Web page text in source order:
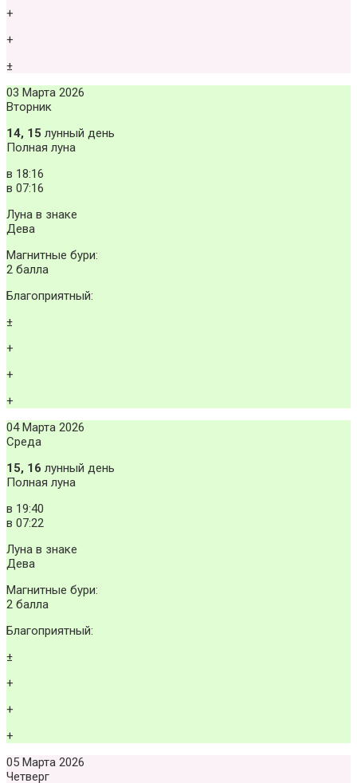
+
+
±
03 Марта 2026
Вторник
14, 15 лунный день
Полная луна
в 18:16
в 07:16
Луна в знаке
Дева
Магнитные бури:
2 балла
Благоприятный:
±
+
+
+
04 Марта 2026
Среда
15, 16 лунный день
Полная луна
в 19:40
в 07:22
Луна в знаке
Дева
Магнитные бури:
2 балла
Благоприятный:
±
+
+
+
05 Марта 2026
Четверг